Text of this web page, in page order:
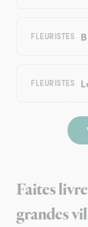
FLEURISTES
FLEURISTES
Faites
grandes